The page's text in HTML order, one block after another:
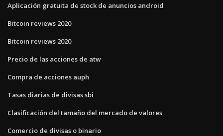
Aplicación gratuita de stock de anuncios android
Bitcoin reviews 2020
Bitcoin reviews 2020
Precio de las acciones de atw
Compra de acciones auph
Tasas diarias de divisas sbi
Clasificación del tamaño del mercado de valores
Comercio de divisas o binario